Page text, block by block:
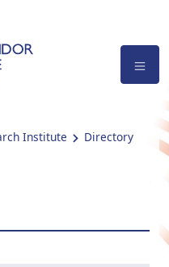
Institute Directory